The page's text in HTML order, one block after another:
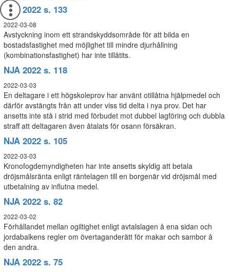
NJA 2022 s. 133
2022-03-08
Avstyckning inom ett strandskyddsområde för att bilda en
bostadsfastighet med möjlighet till mindre djurhållning
(kombinationsfastighet) har inte tillåtits.
NJA 2022 s. 118
2022-03-03
En deltagare i ett högskoleprov har använt otillåtna hjälpmedel och
därför avstängts från att under viss tid delta i nya prov. Det har
ansetts inte stå i strid med förbudet mot dubbel lagföring och dubbla
straff att deltagaren även åtalats för osann försäkran.
NJA 2022 s. 105
2022-03-03
Kronofogdemyndigheten har inte ansetts skyldig att betala
dröjsmålsränta enligt räntelagen till en borgenär vid dröjsmål med
utbetalning av influtna medel.
NJA 2022 s. 82
2022-03-02
Förhållandet mellan ogiltighet enligt avtalslagen å ena sidan och
jordabalkens regler om övertaganderätt för makar och sambor å
den andra.
NJA 2022 s. 75